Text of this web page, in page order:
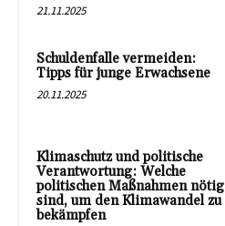
21.11.2025
Schuldenfalle vermeiden:
Tipps für junge Erwachsene
20.11.2025
Klimaschutz und politische
Verantwortung: Welche
politischen Maßnahmen nötig
sind, um den Klimawandel zu
bekämpfen